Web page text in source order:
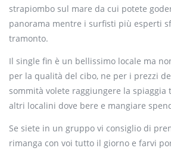
strapiombo sul mare da cui potete
panorama mentre i surfisti più esperti
tramonto.
Il single fin è un bellissimo locale ma
per la qualità del cibo, ne per i prezzi
sommità volete raggiungere la spiaggia
altri localini dove bere e mangiare
Se siete in un gruppo vi consiglio di
rimanga con voi tutto il giorno e farvi